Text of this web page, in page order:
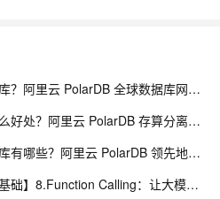
游戏出海场景推荐用什么数据库？阿里云 PolarDB 全球数据库网络 GDN 解析
什么是计算存储分离架构有什么好处？阿里云 PolarDB 存算分离解析
权威榜单排名靠前的国产数据库有哪些？阿里云 PolarDB 领先地位解析
【第二部分：大模型应用开发基础】8.Function Calling：让大模型调用真实程序能力